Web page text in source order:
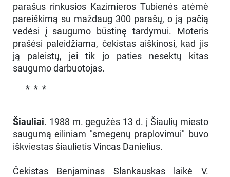
parašus rinkusios Kazimieros Tubienės atėmė
pareiškimą su maždaug 300 parašų, o ją pačią
vedėsi į saugumo būstinę tardymui. Moteris
prašėsi paleidžiama, čekistas aiškinosi, kad jis
ją paleistų, jei tik jo paties nesektų kitas
saugumo darbuotojas.
* * *
Šiauliai. 1988 m. gegužės 13 d. į Šiaulių miesto
saugumą eiliniam "smegenų praplovimui" buvo
iškviestas šiaulietis Vincas Danielius.
Čekistas Benjaminas Slankauskas laikė V.